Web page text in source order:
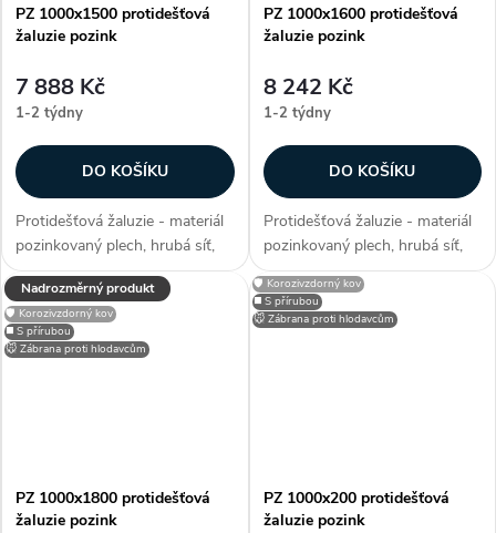
PZ 1000x1500 protidešťová
žaluzie pozink
7 888 Kč
1-2 týdny
DO KOŠÍKU
Protidešťová žaluzie - materiál
pozinkovaný plech, hrubá síť,
snadno přizpůsobitelné díky
možnosti lakování RAL, zakryje
stavební otvory, užívané pro
(obytné, kancelářské či...
PZ 1000x1600 protidešťová
žaluzie pozink
8 242 Kč
1-2 týdny
DO KOŠÍKU
Protidešťová žaluzie - materiál
pozinkovaný plech, hrubá síť,
efektivní plocha sef 1,1485 m²,
snadno přizpůsobitelné díky
možnosti lakování RAL, zakryje
Nadrozměrný produkt
◼️ S přírubou
🛡️ Korozivzdorný kov
🐭 Zábrana proti hlodavcům
PZ 1000x1800 protidešťová
žaluzie pozink
◼️ S přírubou
🛡️ Korozivzdorný kov
🐭 Zábrana proti hlodavcům
PZ 1000x200 protidešťová
žaluzie pozink